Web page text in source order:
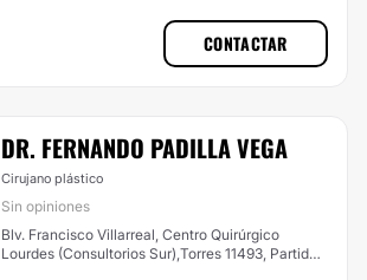
CONTACTAR
DR. FERNANDO PADILLA VEGA
Cirujano plástico
Sin opiniones
Blv. Francisco Villarreal, Centro Quirúrgico
Lourdes (Consultorios Sur),Torres 11493, Partido